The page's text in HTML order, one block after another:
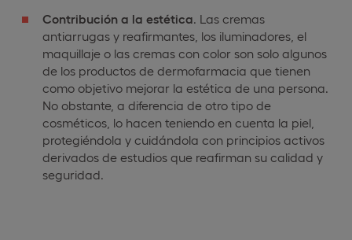
Contribución a la estética . Las cremas
antiarrugas y reafirmantes, los iluminadores, el
maquillaje o las cremas con color son solo algunos
de los productos de dermofarmacia que tienen
como objetivo mejorar la estética de una persona.
No obstante, a diferencia de otro tipo de
cosméticos, lo hacen teniendo en cuenta la piel,
protegiéndola y cuidándola con principios activos
derivados de estudios que reafirman su calidad y
seguridad.